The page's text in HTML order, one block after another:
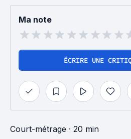
Ma note
ÉCRIRE UNE
Court-métrage · 20 min